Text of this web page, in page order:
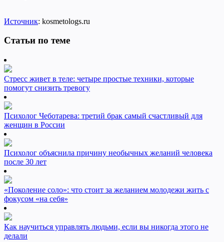
Источник: kosmetologs.ru
Статьи по теме
Стресс живет в теле: четыре простые техники, которые
помогут снизить тревогу
Психолог Чеботарева: третий брак самый счастливый для
женщин в России
Психолог объяснила причину необычных желаний человека
после 30 лет
«Поколение соло»: что стоит за желанием молодежи жить с
фокусом «на себя»
Как научиться управлять людьми, если вы никогда этого не
делали